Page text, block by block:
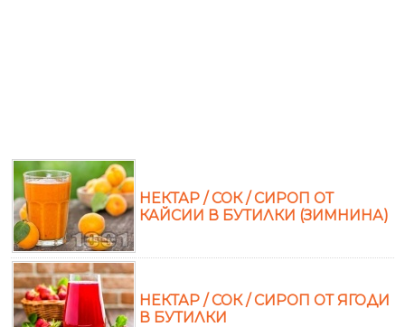
НЕКТАР / СОК / СИРОП ОТ
КАЙСИИ В БУТИЛКИ (ЗИМНИНА)
НЕКТАР / СОК / СИРОП ОТ ЯГОДИ
В БУТИЛКИ